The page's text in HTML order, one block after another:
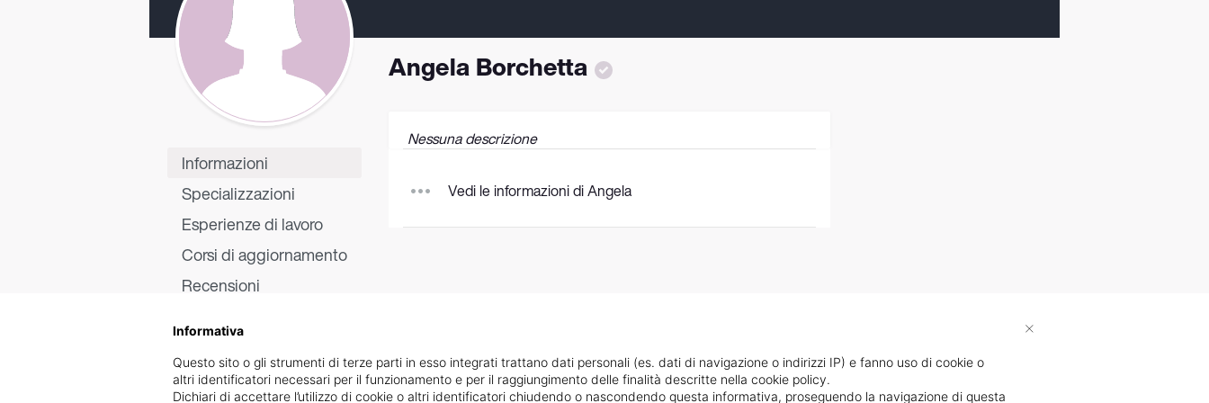
Informazioni
Specializzazioni
Esperienze di lavoro
Corsi di aggiornamento
Recensioni
Angela Borchetta
Nessuna descrizione
Vedi le informazioni di Angela
Informativa
Questo sito o gli strumenti di terze parti in esso integrati trattano dati personali (es. dati di navigazione o indirizzi IP) e fanno uso di cookie o
altri identificatori necessari per il funzionamento e per il raggiungimento delle finalità descritte nella cookie policy.
Dichiari di accettare l’utilizzo di cookie o altri identificatori chiudendo o nascondendo questa informativa, proseguendo la navigazione di questa
×